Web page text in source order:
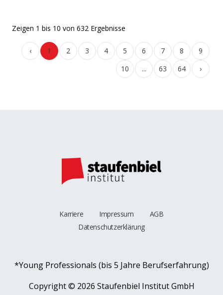
Zeigen 1 bis 10 von 632 Ergebnisse
‹ 1 2 3 4 5 6 7 8
9
10
... 63 64 ›
Karriere Impressum
AGB
Datenschutzerklärung
*Young Professionals (bis 5 Jahre Berufserfahrung)
Copyright © 2026 Staufenbiel Institut GmbH